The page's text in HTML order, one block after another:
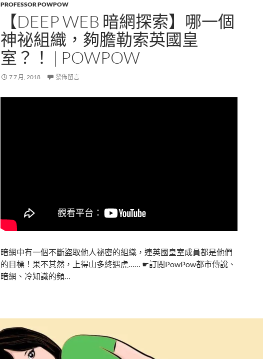
PROFESSOR POWPOW
【DEEP WEB 暗網探索】哪一個
神祕組織，夠膽勒索英國皇
室？！ | POWPOW
7 7 月, 2018 發佈留言
暗網中有一個不斷盜取他人祕密的組織，連英國皇室成員都是他們
的目標！果不其然，上得山多終遇虎…… ☛訂閱PowPow都市傳說、
暗網、冷知識的頻…